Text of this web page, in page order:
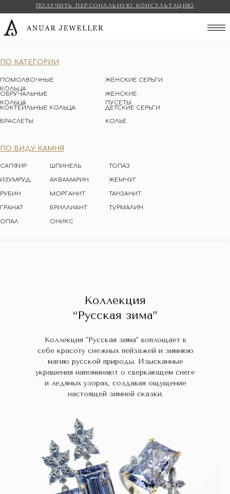
ПОЛУЧИТЬ ПЕРСОНАЛЬНУЮ КОНСУЛЬТАЦИЮ
ПО КАТЕГОРИИ
ПОМОЛВОЧНЫЕ
КОЛЬЦА
ОБРУЧАЛЬНЫЕ
КОЛЬЦА
ЖЕНСКИЕ СЕРЬГИ
КОКТЕЙЛЬНЫЕ КОЛЬЦА
ЖЕНСКИЕ
ПУСЕТЫ
ДЕТСКИЕ СЕРЬГИ
БРАСЛЕТЫ
КОЛЬЕ
ПО ВИДУ КАМНЯ
САПФИР
ИЗУМРУД
ШПИНЕЛЬ
РУБИН
АКВАМАРИН
МОРГАНИТ
ГРАНАТ БРИЛЛИАНТ
ТОПАЗ
ЖЕМЧУГ
ТУРМАЛИН
ТАНЗАНИТ
ОНИКС
ОПАЛ
Коллекция
“Русская зима”
Коллекция "Русская зима" воплощает в
себе красоту снежных пейзажей и зимнюю
магию русской природы. Изысканные
украшения напоминают о сверкающем снеге
и ледяных узорах, создавая ощущение
настоящей зимней сказки.